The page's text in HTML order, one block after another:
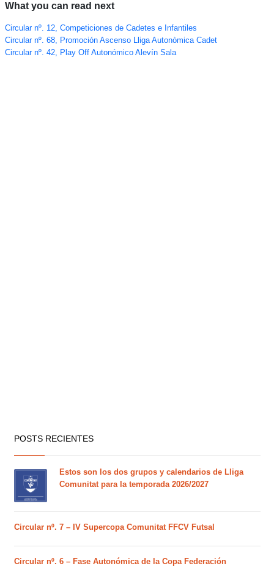
What you can read next
Circular nº. 12, Competiciones de Cadetes e Infantiles
Circular nº. 68, Promoción Ascenso Lliga Autonòmica Cadet
Circular nº. 42, Play Off Autonómico Alevín Sala
POSTS RECIENTES
Estos son los dos grupos y calendarios de Lliga
Comunitat para la temporada 2026/2027
Circular nº. 7 – IV Supercopa Comunitat FFCV Futsal
Circular nº. 6 – Fase Autonómica de la Copa Federación